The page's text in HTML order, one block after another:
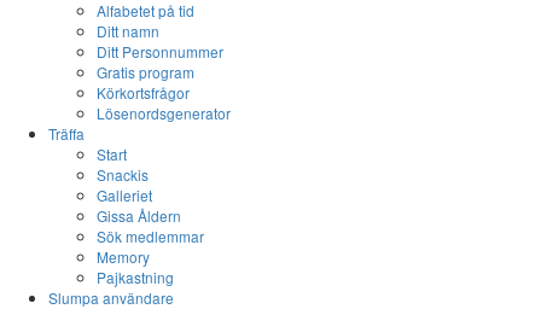
Alfabetet på tid
Ditt namn
Ditt Personnummer
Gratis program
Körkortsfrågor
Lösenordsgenerator
Träffa
Start
Snackis
Galleriet
Gissa Åldern
Sök medlemmar
Memory
Pajkastning
Slumpa användare